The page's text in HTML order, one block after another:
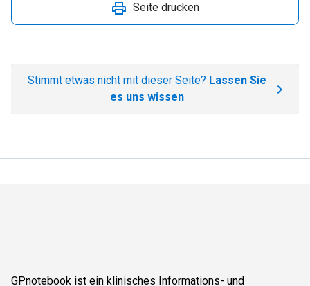
Seite drucken
Stimmt etwas nicht mit dieser Seite? Lassen Sie
es uns wissen
GPnotebook ist ein klinisches Informations- und